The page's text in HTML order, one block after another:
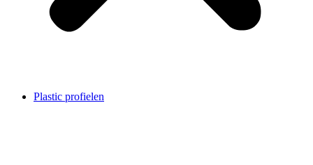
Plastic profielen